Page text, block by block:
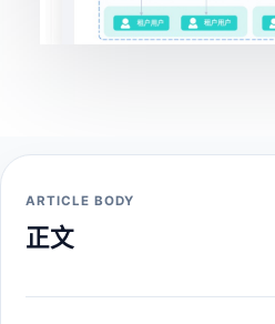
ARTICLE BODY
正文